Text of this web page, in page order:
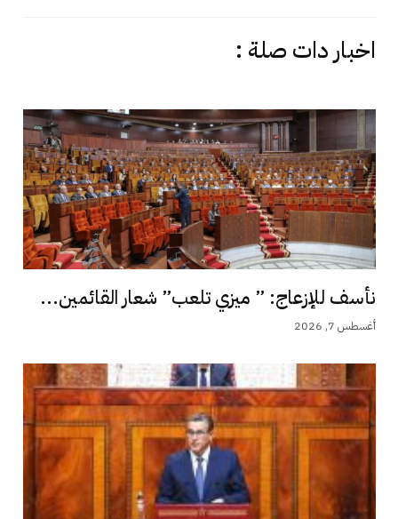
اخبار دات صلة :
نأسف للإزعاج: ” ميزي تلعب” شعار القائمين...
أغسطس 7, 2026